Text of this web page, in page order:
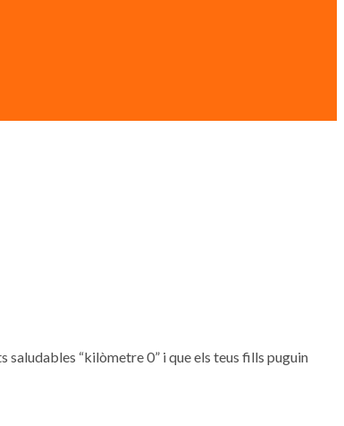
saludables “kilòmetre 0” i que els teus fills puguin